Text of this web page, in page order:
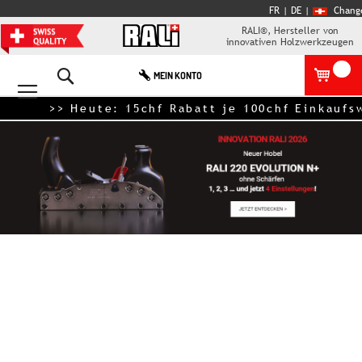
FR | DE |
RALI®, Hersteller von
innovativen Holzwerkzeugen
MEIN KONTO
>> Heute: 15chf Rabatt je 100chf